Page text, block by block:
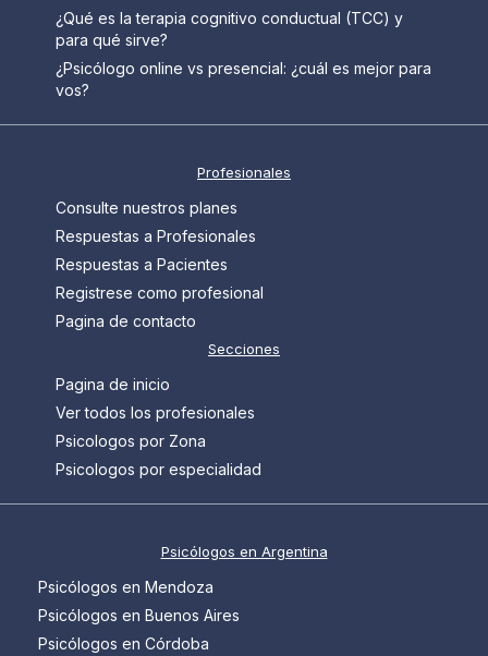
¿Qué es la terapia cognitivo conductual (TCC) y
para qué sirve?
¿Psicólogo online vs presencial: ¿cuál es mejor para
vos?
Profesionales
Consulte nuestros planes
Respuestas a Profesionales
Respuestas a Pacientes
Registrese como profesional
Pagina de contacto
Secciones
Pagina de inicio
Ver todos los profesionales
Psicologos por Zona
Psicologos por especialidad
Psicólogos en Argentina
Psicólogos en Mendoza
Psicólogos en Buenos Aires
Psicólogos en Córdoba